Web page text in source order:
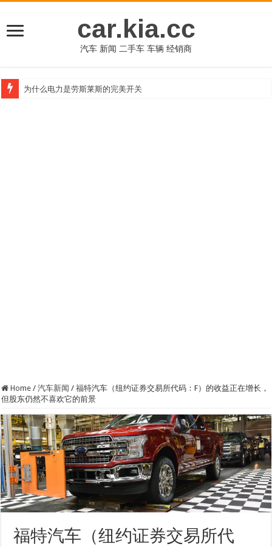
car.kia.cc
汽车 新闻 二手车 车辆 经销商
为什么电力是劳斯莱斯的完美开关
Home / 汽车新闻 / 福特汽车（纽约证券交易所代码：F）的收益正在增长，
但股东仍然不喜欢它的前景
福特汽车（纽约证券交易所代